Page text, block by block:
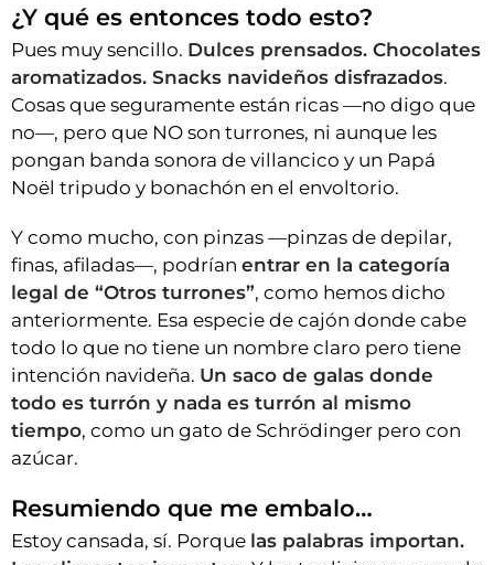
¿Y qué es entonces todo esto?
Pues muy sencillo. Dulces prensados. Chocolates
aromatizados. Snacks navideños disfrazados.
Cosas que seguramente están ricas —no digo que
no—, pero que NO son turrones, ni aunque les
pongan banda sonora de villancico y un Papá
Noël tripudo y bonachón en el envoltorio.
Y como mucho, con pinzas —pinzas de depilar,
finas, afiladas—, podrían entrar en la categoría
legal de “Otros turrones”, como hemos dicho
anteriormente. Esa especie de cajón donde cabe
todo lo que no tiene un nombre claro pero tiene
intención navideña. Un saco de galas donde
todo es turrón y nada es turrón al mismo
tiempo, como un gato de Schrödinger pero con
azúcar.
Resumiendo que me embalo…
Estoy cansada, sí. Porque las palabras importan.